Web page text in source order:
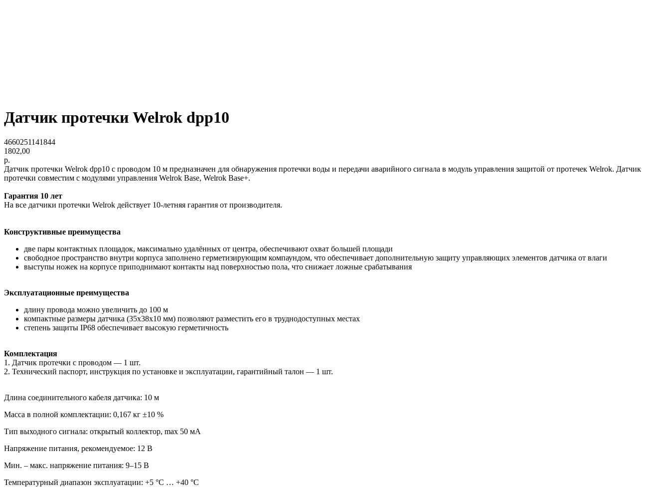
Датчик протечки Welrok dpp10
4660251141844
1802,00
р.
Датчик протечки Welrok dpp10 с проводом 10 м предназначен для обнаружения протечки воды и передачи аварийного сигнала в модуль управления защитой от протечек Welrok. Датчик
протечки совместим с модулями управления Welrok Base, Welrok Base+.
Гарантия 10 лет
На все датчики протечки Welrok действует 10-летняя гарантия от производителя.
Конструктивные преимущества
две пары контактных площадок, максимально удалённых от центра, обеспечивают охват большей площади
свободное пространство внутри корпуса заполнено герметизирующим компаундом, что обеспечивает дополнительную защиту управляющих элементов датчика от влаги
выступы ножек на корпусе приподнимают контакты над поверхностью пола, что снижает ложные срабатывания
Эксплуатационные преимущества
длину провода можно увеличить до 100 м
компактные размеры датчика (35х38х10 мм) позволяют разместить его в труднодоступных местах
степень защиты IP68 обеспечивает высокую герметичность
Комплектация
1. Датчик протечки с проводом — 1 шт.
2. Технический паспорт, инструкция по установке и эксплуатации, гарантийный талон — 1 шт.
Длина соединительного кабеля датчика: 10 м
Масса в полной комплектации: 0,167 кг ±10 %
Тип выходного сигнала: открытый коллектор, max 50 мА
Напряжение питания, рекомендуемое: 12 В
Мин. – макс. напряжение питания: 9–15 В
Температурный диапазон эксплуатации: +5 °C … +40 °C